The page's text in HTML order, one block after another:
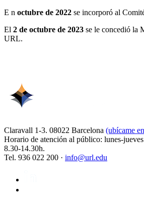
E n octubre de 2022 se incorporó al
El 2 de octubre de 2023 se le concedió la
URL.
Claravall 1-3. 08022 Barcelona (ubícame
Horario de atención al público: lunes-
8.30-14.30h.
Tel. 936 022 200 · info@url.edu